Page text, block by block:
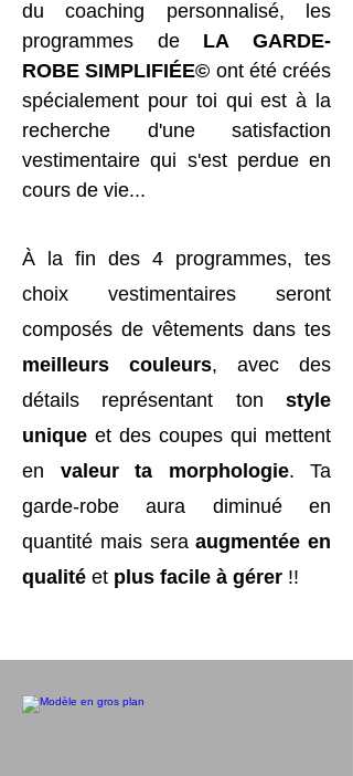
du coaching personnalisé, les
programmes de LA GARDE-
ROBE SIMPLIFIÉE© ont été créés
spécialement pour toi qui est à la
recherche d'une satisfaction
vestimentaire qui s'est perdue en
cours de vie...
À la fin des 4 programmes, tes
choix vestimentaires seront
composés de vêtements dans tes
meilleurs couleurs, avec des
détails représentant ton style
unique et des coupes qui mettent
en valeur ta morphologie. Ta
garde-robe aura diminué en
quantité mais seraaugmentée en
qualité et plus facile à gérer !!